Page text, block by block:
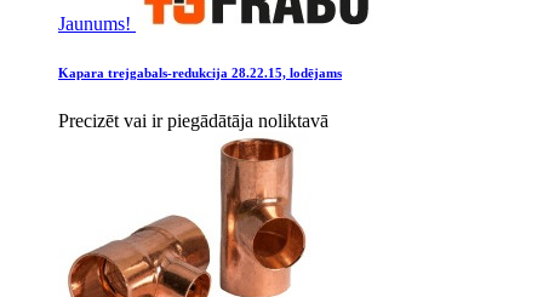
Jaunums!
Kapara trejgabals-redukcija 28.22.15, lodējams
Precizēt vai ir piegādātāja noliktavā